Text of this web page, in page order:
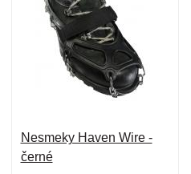
Nesmeky Haven Wire -
černé